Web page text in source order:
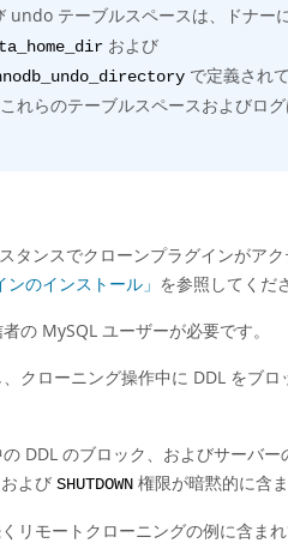
テーブルスペースは、ドナー
および
で定義され
れらのテーブルスペースおよびログ
タンスでクローンプラグインがア
のインストール」 を参照してくだ
の MySQL ユーザーが必要です。
クローニング操作中に DDL をブロ
DDL のブロック、およびサーバー
および SHUTDOWN 権限が暗黙的に含ま
モートクローニングの例に含まれ